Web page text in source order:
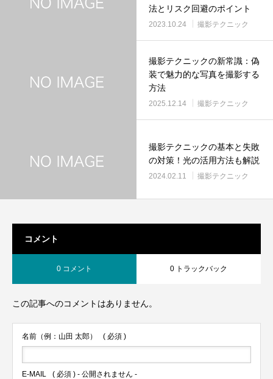
法とリスク回避のポイント
2023.10.24 撮影テクニック
撮影テクニックの新常識：偽
装で魅力的な写真を撮影する
方法
2025.12.14 撮影テクニック
撮影テクニックの基本と失敗
の対策！光の活用方法も解説
2024.02.11 撮影テクニック
コメント
0 コメント 0 トラックバック
この記事へのコメントはありません。
名前（例：山田 太郎） ( 必須 )
E-MAIL ( 必須 ) - 公開されません -